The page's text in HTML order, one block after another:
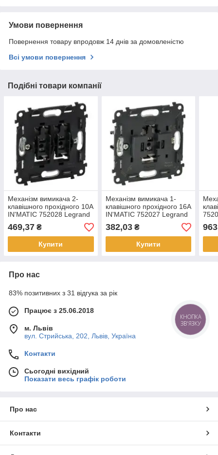
Умови повернення
Повернення товару впродовж 14 днів за домовленістю
Всі умови повернення
Подібні товари компанії
Механізм вимикача 2-
клавішного прохідного 10A
IN'MATIC 752028 Legrand
469,37 ₴
Купити
Механізм вимикача 1-
клавішного прохідного 16A
IN'MATIC 752027 Legrand
382,03₴
Купити
Про нас
83% позитивних з 31 відгука за рік
Працює з 25.06.2018
м. Львів
вул. Стрийська, 202, Львів, Україна
Контакти
Сьогодні вихідний
Показати весь графік роботи
Про нас
Контакти
КНОПКА
ЗВ'ЯЗКУ